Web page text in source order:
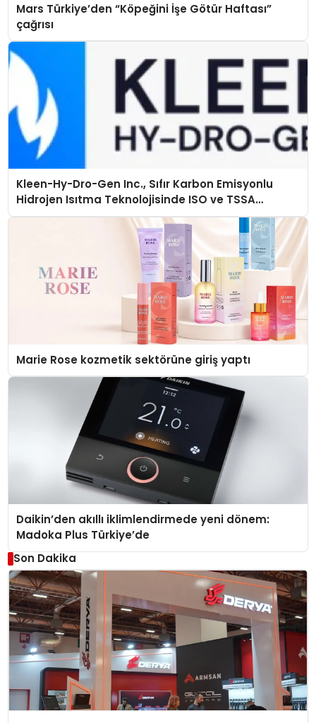
Mars Türkiye’den “Köpeğini İşe Götür Haftası”
çağrısı
Kleen-Hy-Dro-Gen Inc., Sıfır Karbon Emisyonlu
Hidrojen Isıtma Teknolojisinde ISO ve TSSA
Düzenleyici Onaylarını Aldı
Marie Rose kozmetik sektörüne giriş yaptı
Daikin’den akıllı iklimlendirmede yeni dönem:
Madoka Plus Türkiye’de
Son Dakika